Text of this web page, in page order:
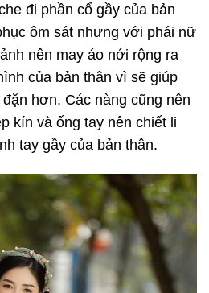
đi phần cổ gầy của bản
ôm sát nhưng với phái nữ
nên may áo nới rộng ra
của bản thân vì sẽ giúp
hơn. Các nàng cũng nên
kín và ống tay nên chiết li
tay gầy của bản thân.